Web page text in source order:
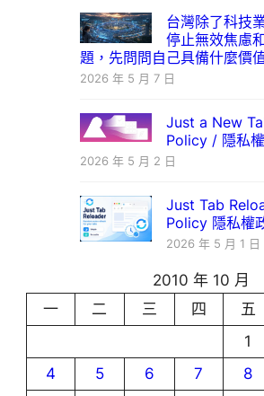
台灣除了科技
停止無效焦慮
題，先問問自己具備什麼價
2026 年 5 月 7 日
Just a New
Policy / 隱私
2026 年 5 月 2 日
Just Tab
Policy 隱私權
2026 年 5 月 1 日
2010 年 10 月
一
二 三 四 五
1
4
5 6 7 8